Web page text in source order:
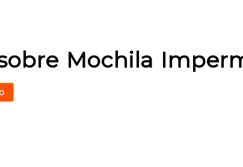
Mochila